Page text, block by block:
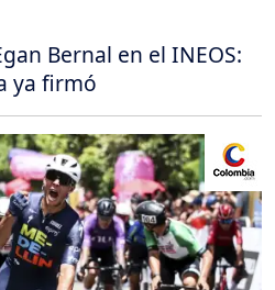
Bernal en el INEOS:
ya firmó